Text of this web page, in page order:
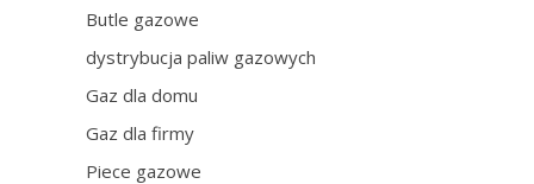
Butle gazowe
dystrybucja paliw gazowych
Gaz dla domu
Gaz dla firmy
Piece gazowe